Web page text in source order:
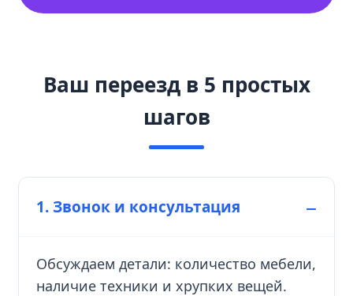
Ваш переезд в 5 простых
шагов
1. Звонок и консультация
Обсуждаем детали: количество мебели,
наличие техники и хрупких вещей.